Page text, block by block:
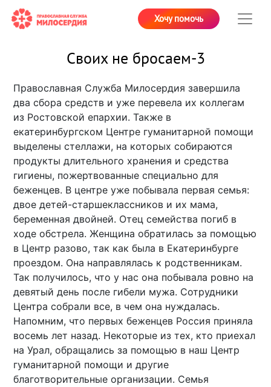
Хочу помочь
Своих не бросаем-3
Православная Служба Милосердия завершила
два сбора средств и уже перевела их коллегам
из Ростовской епархии. Также в
екатеринбургском Центре гуманитарной помощи
выделены стеллажи, на которых собираются
продукты длительного хранения и средства
гигиены, пожертвованные специально для
беженцев. В центре уже побывала первая семья:
двое детей-старшеклассников и их мама,
беременная двойней. Отец семейства погиб в
ходе обстрела. Женщина обратилась за помощью
в Центр разово, так как была в Екатеринбурге
проездом. Она направлялась к родственникам.
Так получилось, что у нас она побывала ровно на
девятый день после гибели мужа. Сотрудники
Центра собрали все, в чем она нуждалась.
Напомним, что первых беженцев Россия приняла
восемь лет назад. Некоторые из тех, кто приехал
на Урал, обращались за помощью в наш Центр
гуманитарной помощи и другие
благотворительные организации. Семья